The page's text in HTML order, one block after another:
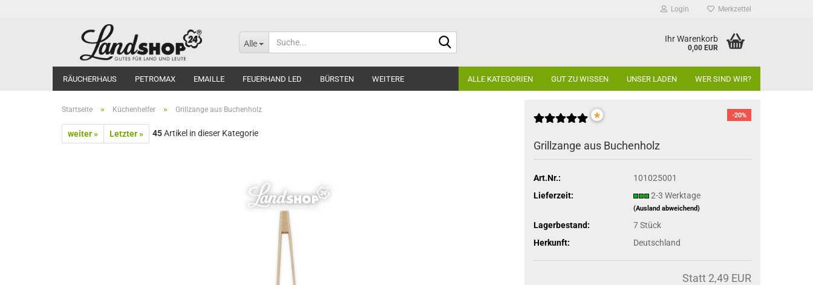
Login Merkzettel
Alle Ihr Warenkorb
0,00 EUR
RÄUCHERHAUS PETROMAX EMAILLE FEUERHAND LED BÜRSTEN ALLE KATEGORIEN GUT ZU WISSEN UNSER LADEN WER SIND WIR?
WEITERE
Startseite » Küchenhelfer » Grillzange aus Buchenholz
weiter » Letzter » 45Artikel in dieser Kategorie
-20%
*
Grillzange aus Buchenholz
Art.Nr.:
101025001
Lieferzeit:
2-3 Werktage
(Ausland abweichend)
Lagerbestand: 7Stück
Herkunft:
Deutschland
Statt 2,49 EUR